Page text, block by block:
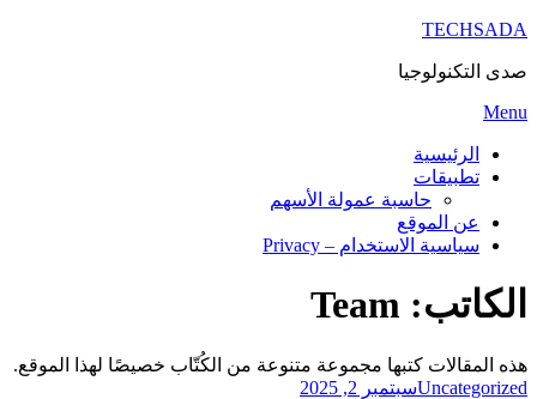
TECHSADA
صدى التكنولوجيا
Skip
content
Menu
الرئيسية
تطبيقات
حاسبة عمولة الأسهم
عن الموقع
سياسية الاستخدام – Privacy
الكاتب: Team
هذه المقالات كتبها مجموعة متنوعة من الكُتّاب خصيصًا لهذا الموقع.
Uncategorized
Posted
سبتمبر 2, 2025